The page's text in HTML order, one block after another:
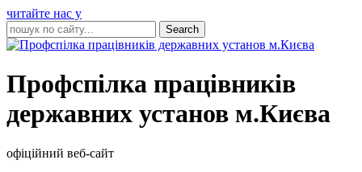
читайте нас у
Профспілка працівників
державних установ м.Києва
офіційний веб-сайт